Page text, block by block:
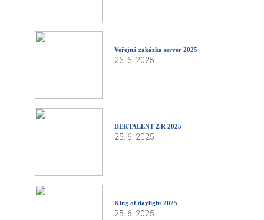
Veřejná zakázka server 2025
26. 6. 2025
DEKTALENT 2.R 2025
25. 6. 2025
King of daylight 2025
25. 6. 2025